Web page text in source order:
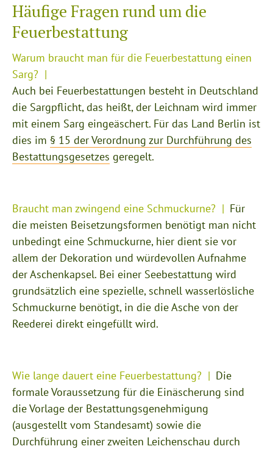
Häufige Fragen rund um die
Feuerbestattung
Warum braucht man für die Feuerbestattung einen
Sarg?
Auch bei Feuerbestattungen besteht in Deutschland
die Sargpflicht, das heißt, der Leichnam wird immer
mit einem Sarg eingeäschert. Für das Land Berlin ist
dies im § 15 der Verordnung zur Durchführung des
Bestattungsgesetzes geregelt.
Braucht man zwingend eine Schmuckurne?
Für
die meisten Beisetzungsformen benötigt man nicht
unbedingt eine Schmuckurne, hier dient sie vor
allem der Dekoration und würdevollen Aufnahme
der Aschenkapsel. Bei einer Seebestattung wird
grundsätzlich eine spezielle, schnell wasserlösliche
Schmuckurne benötigt, in die die Asche von der
Reederei direkt eingefüllt wird.
Wie lange dauert eine Feuerbestattung?
Die
formale Voraussetzung für die Einäscherung sind
die Vorlage der Bestattungsgenehmigung
(ausgestellt vom Standesamt) sowie die
Durchführung einer zweiten Leichenschau durch